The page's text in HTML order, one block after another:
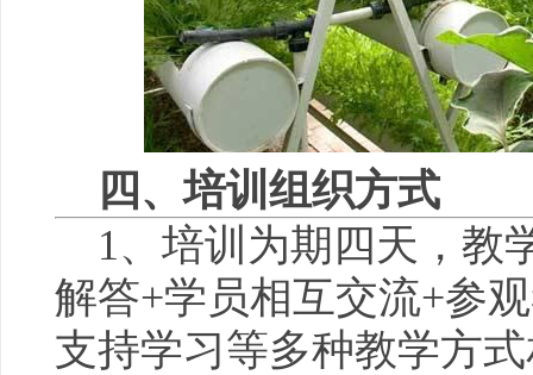
四、培训组织方式
1、培训为期四天，教
解答+学员相互交流+参
支持学习等多种教学方